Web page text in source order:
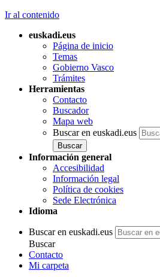
Ir al contenido
euskadi.eus
Página de inicio
Temas
Gobierno Vasco
Trámites
Herramientas
Contacto
Buscador
Mapa web
Buscar en euskadi.eus
Información general
Accesibilidad
Información legal
Política de cookies
Sede Electrónica
Idioma
Buscar en euskadi.eus
Buscar
Contacto
Mi carpeta